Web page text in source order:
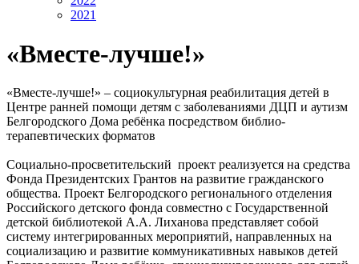
2021
«Вместе-лучше!»
«Вместе-лучше!» – социокультурная реабилитация детей в
Центре ранней помощи детям с заболеваниями ДЦП и аутизм
Белгородского Дома ребёнка посредством библио-
терапевтических форматов
Социально-просветительский проект реализуется на средства
Фонда Президентских Грантов на развитие гражданского
общества. Проект Белгородского регионального отделения
Российского детского фонда совместно с Государственной
детской библиотекой А.А. Лиханова представляет собой
систему интегрированных мероприятий, направленных на
социализацию и развитие коммуникативных навыков детей